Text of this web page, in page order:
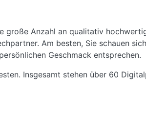
große Anzahl an qualitativ
Am besten, Sie schauen
Geschmack entsprechen.
Insgesamt stehen über 60